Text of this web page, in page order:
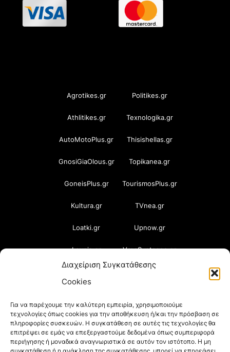
Διαχείριση Συγκατάθεσης
Cookies
Για να παρέχουμε την καλύτερη εμπειρία, χρησιμοποιούμε
τεχνολογίες όπως cookies για την αποθήκευση ή/και την πρόσβαση σε
πληροφορίες συσκευών. Η συγκατάθεση σε αυτές τις τεχνολογίες θα
επιτρέψει σε εμάς να επεξεργαστούμε δεδομένα όπως συμπεριφορά
περιήγησης ή μοναδικά αναγνωριστικά σε αυτόν τον ιστότοπο. Η μη
Agrotikes.gr Politikes.gr
Athlitikes.gr Texnologika.gr
AutoMotoPlus.gr Thisishellas.gr
GnosiGiaOlous.gr Topikanea.gr
GoneisPlus.gr TourismosPlus.gr
Kultura.gr TVnea.gr
Loatki.gr Upnow.gr
Loveis.gr VresSyntages.gr
ModernaGynaika.gr Xristianika.gr
Oikotropia.gr ZoumeSpiti.gr
Perepet.gr